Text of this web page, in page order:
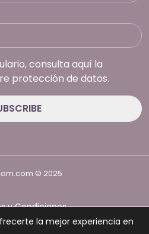
consulta aquí la
protección de datos.
© 2025
y Condiciones
de Privacidadla mejor experiencia en